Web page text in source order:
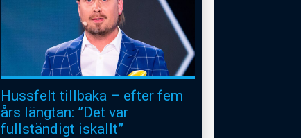
Hussfelt tillbaka – efter fem
års längtan: ”Det var
fullständigt iskallt”